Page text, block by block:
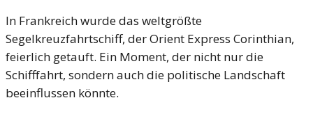
In Frankreich wurde das weltgrößte
Segelkreuzfahrtschiff, der Orient Express Corinthian,
feierlich getauft. Ein Moment, der nicht nur die
Schifffahrt, sondern auch die politische Landschaft
beeinflussen könnte.